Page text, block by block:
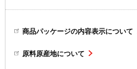
商品パッケージの内容表示について
原料原産地について